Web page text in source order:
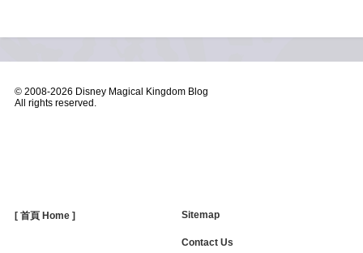
© 2008-2026 Disney Magical Kingdom Blog
All rights reserved.
[ 首頁 Home ] Sitemap
Contact Us